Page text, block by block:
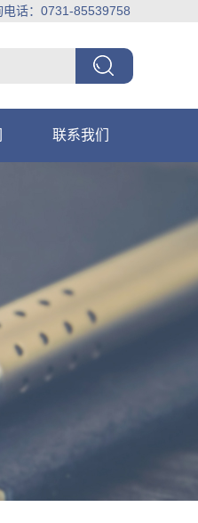
话：0731-85539758
联系我们